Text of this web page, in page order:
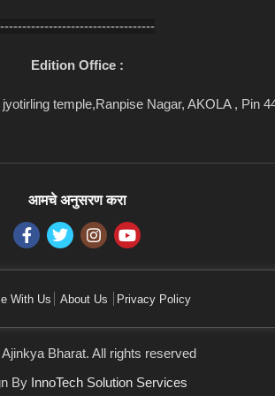
-----------------------------------
Edition Office :
temple,Ranpise Nagar, AKOLA , Pin
आमचे अनुसरण करा
With Us About Us Privacy Policy
Bharat. All rights reserved
By InnoTech Solution Services